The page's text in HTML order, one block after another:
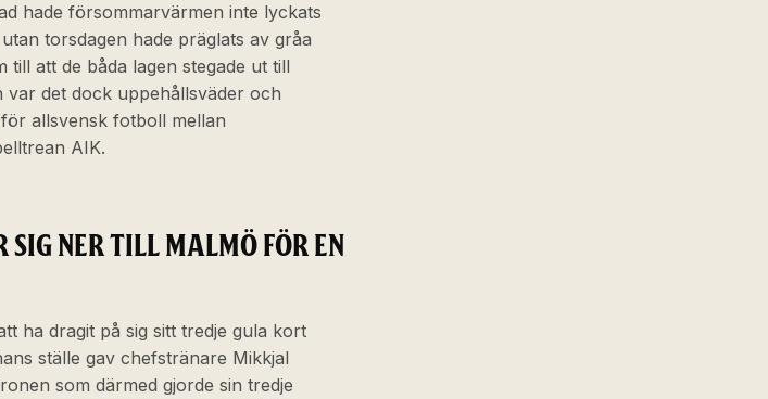
hade försommarvärmen inte lyckats
torsdagen hade präglats av gråa
att de båda lagen stegade ut till
var det dock uppehållsväder och
allsvensk fotboll mellan
AIK.
SIG NER TILL MALMÖ FÖR EN
ha dragit på sig sitt tredje gula kort
ställe gav chefstränare Mikkjal
som därmed gjorde sin tredje